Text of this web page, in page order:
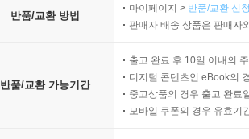
반품/교환 방법
마이페이지 > 반품/교환 신
판매자 배송 상품은 판매자
반품/교환 가능기간
출고 완료 후 10일 이내의
디지털 콘텐츠인 eBook의
중고상품의 경우 출고 완료
모바일 쿠폰의 경우 유효기